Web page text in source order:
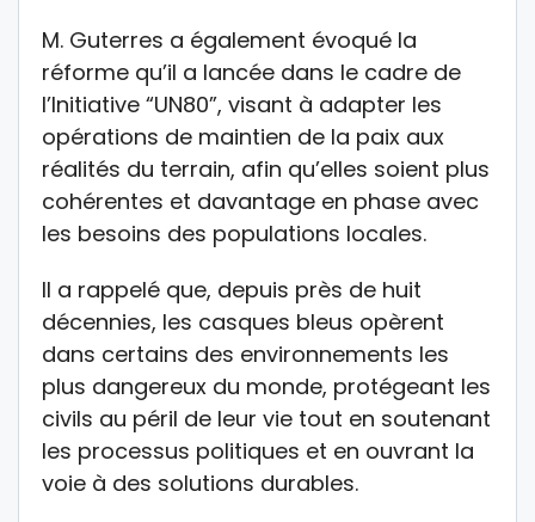
M. Guterres a également évoqué la
réforme qu’il a lancée dans le cadre de
l’Initiative “UN80”, visant à adapter les
opérations de maintien de la paix aux
réalités du terrain, afin qu’elles soient plus
cohérentes et davantage en phase avec
les besoins des populations locales.
Il a rappelé que, depuis près de huit
décennies, les casques bleus opèrent
dans certains des environnements les
plus dangereux du monde, protégeant les
civils au péril de leur vie tout en soutenant
les processus politiques et en ouvrant la
voie à des solutions durables.